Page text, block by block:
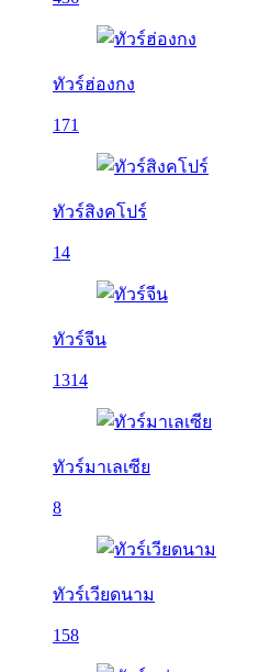
ทัวร์ฮ่องกง
171
ทัวร์สิงคโปร์
14
ทัวร์จีน
1314
ทัวร์มาเลเซีย
8
ทัวร์เวียดนาม
158